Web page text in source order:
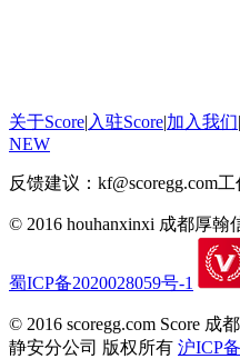
关于Score| 入驻Score|加入我们|
NEW
反馈建议：kf@scoregg.com工
© 2016 houhanxinxi 成都厚
蜀ICP备2020028059号-1
© 2016 scoregg.com Score
静安分公司 版权所有 沪ICP